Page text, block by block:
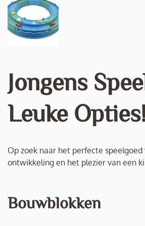
Jongens
Leuke Opties!
Op zoek naar het perfecte
ontwikkeling en het plezier van een
Bouwblokken